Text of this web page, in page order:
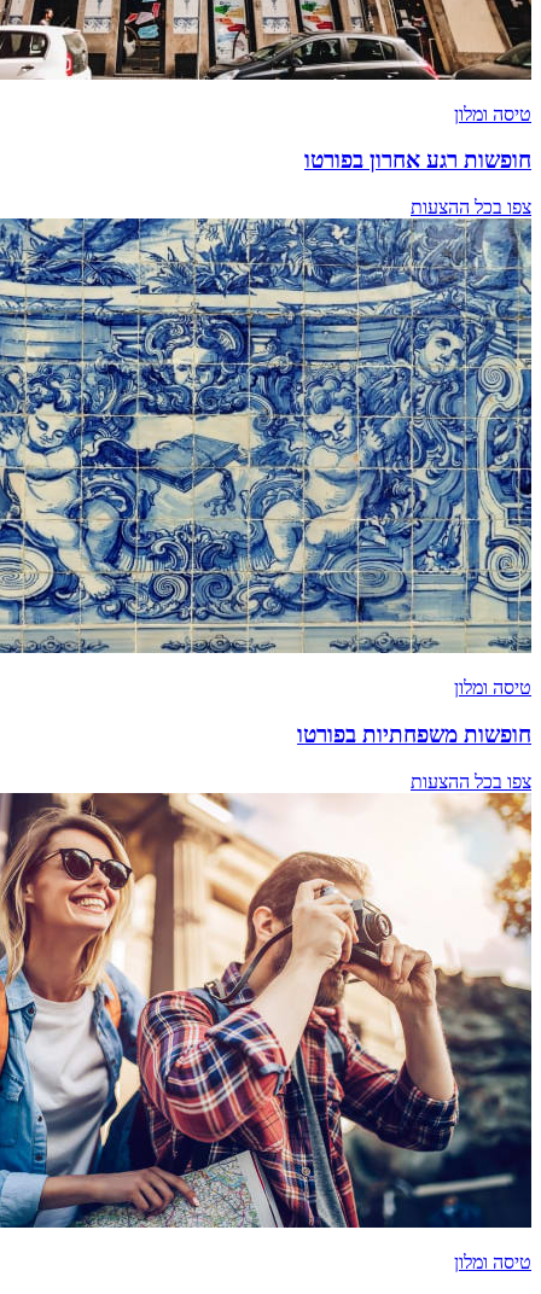
טיסה ומלון
חופשות רגע אחרון בפורטו
צפו בכל ההצעות
טיסה ומלון
חופשות משפחתיות בפורטו
צפו בכל ההצעות
טיסה ומלון